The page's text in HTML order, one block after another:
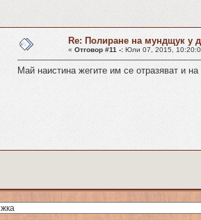
Re: Полиране на мундщук у
« Отговор #11 -: Юли 07, 2015,
Май наистина жегите им се отразяват и